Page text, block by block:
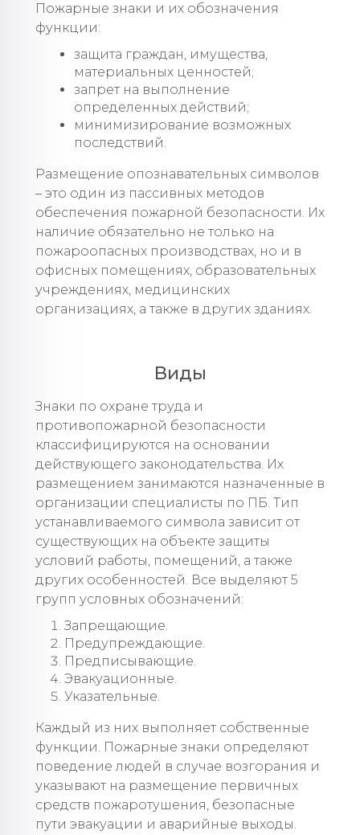
Пожарные знаки и их обозначения
функции:
защита граждан, имущества,
материальных ценностей;
запрет на выполнение
определенных действий;
минимизирование возможных
последствий.
Размещение опознавательных символов
– это один из пассивных методов
обеспечения пожарной безопасности. Их
наличие обязательно не только на
пожароопасных производствах, но и в
офисных помещениях, образовательных
учреждениях, медицинских
организациях, а также в других зданиях.
Виды
Знаки по охране труда и
противопожарной безопасности
классифицируются на основании
действующего законодательства. Их
размещением занимаются назначенные в
организации специалисты по ПБ. Тип
устанавливаемого символа зависит от
существующих на объекте защиты
условий работы, помещений, а также
других особенностей. Все выделяют 5
групп условных обозначений:
Запрещающие.
Предупреждающие.
Предписывающие.
Эвакуационные.
Указательные.
Каждый из них выполняет собственные
функции. Пожарные знаки определяют
поведение людей в случае возгорания и
указывают на размещение первичных
средств пожаротушения, безопасные
пути эвакуации и аварийные выходы.